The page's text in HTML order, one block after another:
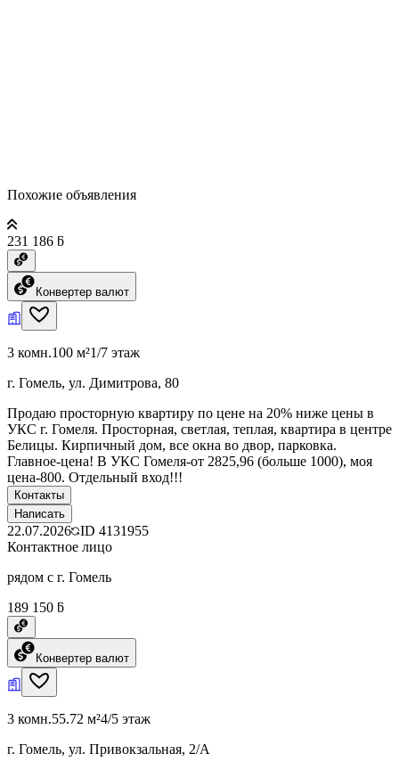
Похожие объявления
231 186 ƃ
Конвертер валют
3 комн.100 м²1/7 этаж
г. Гомель, ул. Димитрова, 80
Продаю просторную квартиру по цене на 20% ниже цены в
УКС г. Гомеля. Просторная, светлая, теплая, квартира в центре
Белицы. Кирпичный дом, все окна во двор, парковка.
Главное-цена! В УКС Гомеля-от 2825,96 (больше 1000), моя
цена-800. Отдельный вход!!!
Контакты
Написать
22.07.2026 ID 4131955
Контактное лицо
рядом с г. Гомель
189 150 ƃ
Конвертер валют
3 комн.55.72 м²4/5 этаж
г. Гомель, ул. Привокзальная, 2/А